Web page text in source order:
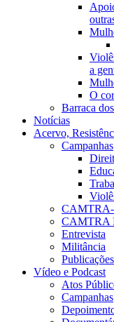
a
O
Barraca
Notícias
Acervo,
Campanhas
CAMTRA
Entrevista
Militância
Publicações
Vídeo e Podcast
Atos
Campanhas